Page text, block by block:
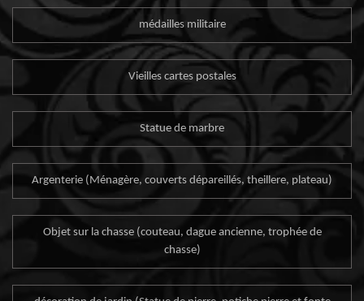
médailles militaire
Vieilles cartes postales
Statue de marbre
Argenterie (Ménagère, couverts dépareillés, theillere, plateau)
Objet sur la chasse (couteau, dague ancienne, trophée de
chasse)